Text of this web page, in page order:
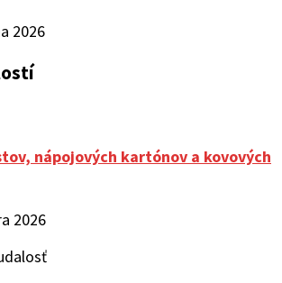
2026
nápojových kartónov a kovových
2026